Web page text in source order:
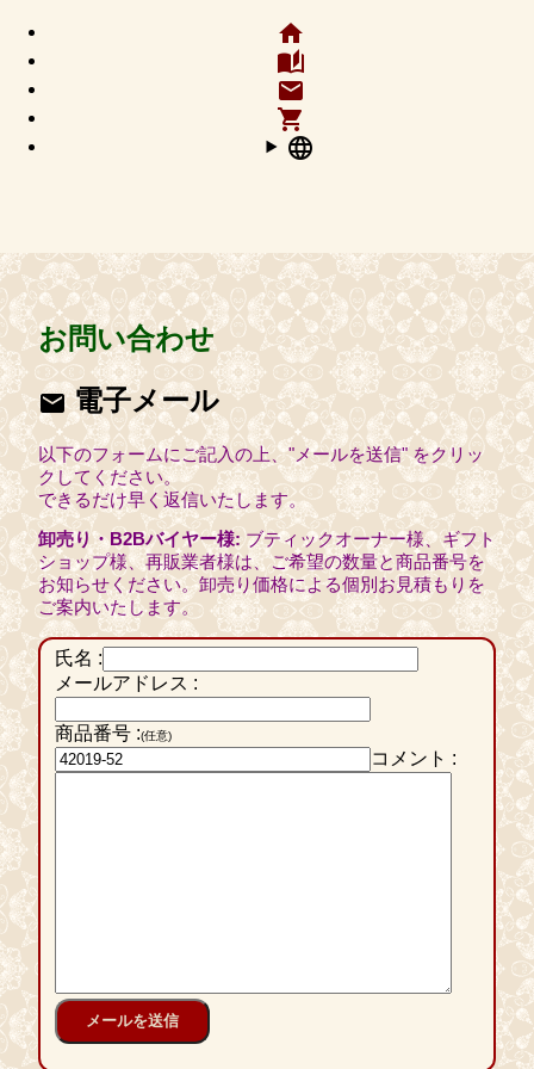
home
auto_stories
email
shopping_cart
language
お問い合わせ
email電子メール
以下のフォームにご記入の上、"メールを送信" をクリッ
クしてください。
できるだけ早く返信いたします。
卸売り・B2Bバイヤー様:ブティックオーナー様、ギフト
ショップ様、再販業者様は、ご希望の数量と商品番号を
お知らせください。卸売り価格による個別お見積もりを
ご案内いたします。
氏名 :
メールアドレス :
商品番号 :(任意)
コメント :